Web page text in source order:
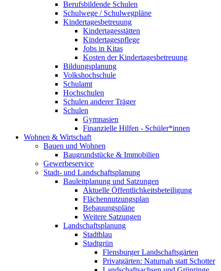
Berufsbildende Schulen
Schulwege / Schulwegpläne
Kindertagesbetreuung
Kindertagesstätten
Kindertagespflege
Jobs in Kitas
Kosten der Kindertagesbetreuung
Bildungsplanung
Volkshochschule
Schulamt
Hochschulen
Schulen anderer Träger
Schulen
Gymnasien
Finanzielle Hilfen - Schüler*innen
Wohnen & Wirtschaft
Bauen und Wohnen
Baugrundstücke & Immobilien
Gewerbeservice
Stadt- und Landschaftsplanung
Bauleitplanung und Satzungen
Aktuelle Öffentlichkeitsbeteiligung
Flächennutzungsplan
Bebauungspläne
Weitere Satzungen
Landschaftsplanung
Stadtblau
Stadtgrün
Flensburger Landschaftsgärten
Privatgärten: Naturnah statt Schotter